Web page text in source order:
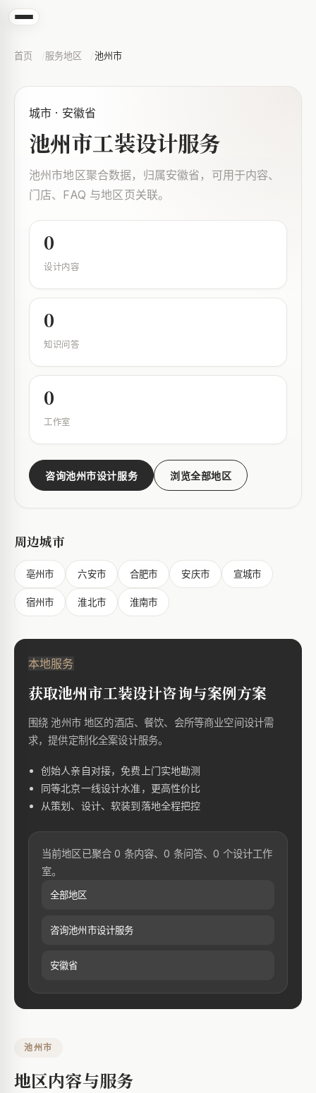
首页 服务地区 池州市
城市 · 安徽省
池州市工装设计服务
池州市地区聚合数据，归属安徽省，可用于内容、
门店、FAQ 与地区页关联。
0
设计内容
0
知识问答
0
工作室
咨询池州市设计服务 浏览全部地区
周边城市
亳州市 六安市 合肥市 安庆市 宣城市
宿州市 淮北市 淮南市
本地服务
获取池州市工装设计咨询与案例方案
围绕 池州市 地区的酒店、餐饮、会所等商业空间设计需
求，提供定制化全案设计服务。
创始人亲自对接，免费上门实地勘测
同等北京一线设计水准，更高性价比
从策划、设计、软装到落地全程把控
当前地区已聚合 0 条内容、0 条问答、0 个设计工作
室。
全部地区
咨询池州市设计服务
安徽省
池州市
地区内容与服务